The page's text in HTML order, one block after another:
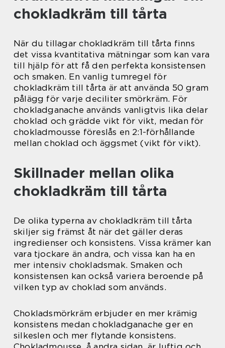
chokladkräm till tårta
När du tillagar chokladkräm till tårta finns
det vissa kvantitativa mätningar som kan vara
till hjälp för att få den perfekta konsistensen
och smaken. En vanlig tumregel för
chokladkräm till tårta är att använda 50 gram
pålägg för varje deciliter smörkräm. För
chokladganache används vanligtvis lika delar
choklad och grädde vikt för vikt, medan för
chokladmousse föreslås en 2:1-förhållande
mellan choklad och äggsmet (vikt för vikt).
Skillnader mellan olika
chokladkräm till tårta
De olika typerna av chokladkräm till tårta
skiljer sig främst åt när det gäller deras
ingredienser och konsistens. Vissa krämer kan
vara tjockare än andra, och vissa kan ha en
mer intensiv chokladsmak. Smaken och
konsistensen kan också variera beroende på
vilken typ av choklad som används.
Chokladsmörkräm erbjuder en mer krämig
konsistens medan chokladganache ger en
silkeslen och mer flytande konsistens.